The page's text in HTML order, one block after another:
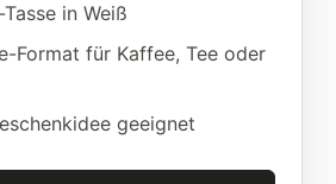
in Weiß
Format für Kaffee, Tee oder
geeignet